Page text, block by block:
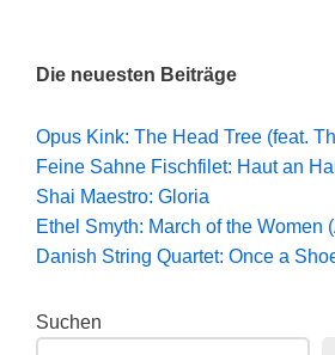
Die neuesten Beiträge
Opus Kink: The Head Tree (feat.
Feine Sahne Fischfilet: Haut an
Shai Maestro: Gloria
Ethel Smyth: March of the Women
Danish String Quartet: Once a
Suchen